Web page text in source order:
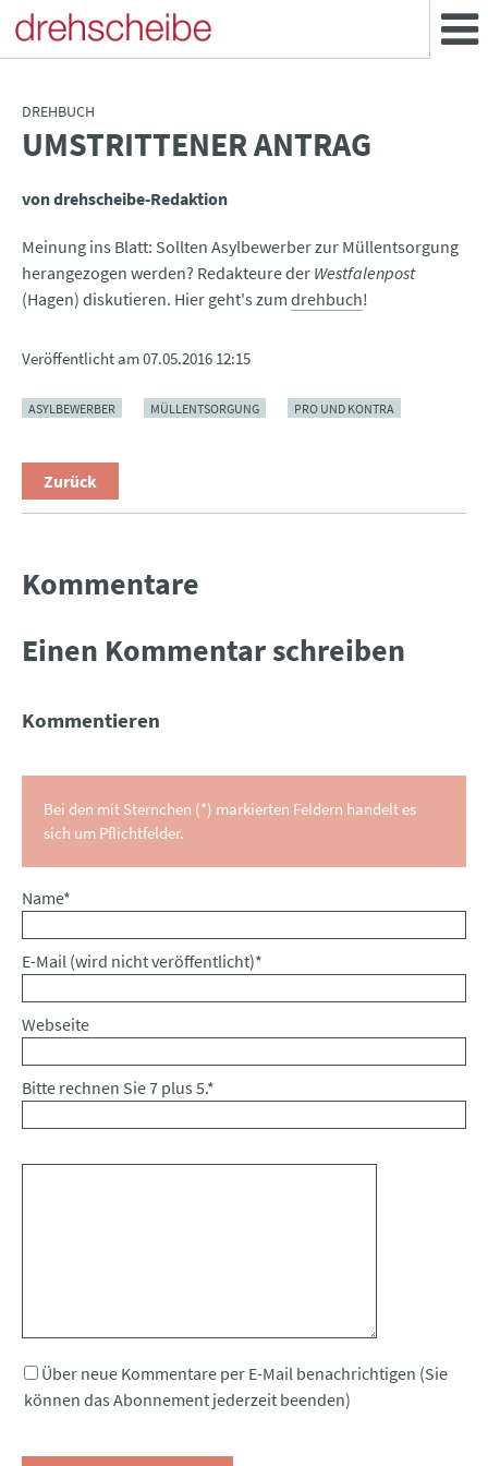
DREHBUCH
:UMSTRITTENER ANTRAG
von drehscheibe-Redaktion
Meinung ins Blatt: Sollten Asylbewerber zur Müllentsorgung
herangezogen werden? Redakteure der Westfalenpost
(Hagen) diskutieren. Hier geht's zum drehbuch!
Veröffentlicht am07.05.2016 12:15
ASYLBEWERBER MÜLLENTSORGUNG PRO UND KONTRA
Zurück
Kommentare
Einen Kommentar schreiben
Kommentieren
Bei den mit Sternchen (*) markierten Feldern handelt es
sich um Pflichtfelder.
Pflichtfeld
Name*
Pflichtfeld
E-Mail (wird nicht veröffentlicht)*
Webseite
Bitte rechnen Sie 7 plus 5.*
Über neue Kommentare per E-Mail benachrichtigen (Sie
können das Abonnement jederzeit beenden)